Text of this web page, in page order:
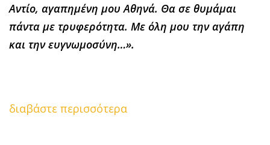
Αντίο, αγαπημένη μου Αθηνά. Θα σε θυμάμαι
πάντα με τρυφερότητα. Με όλη μου την αγάπη
και την ευγνωμοσύνη…».
διαβάστε περισσότερα